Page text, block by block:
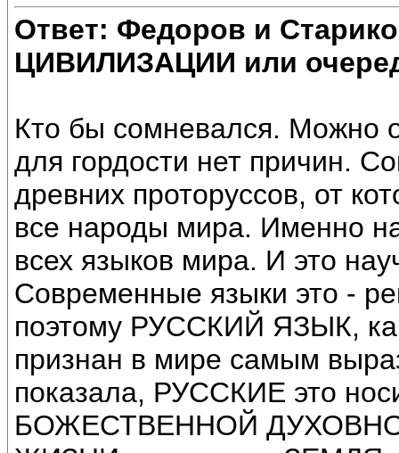
Ответ: Федоров и
ЦИВИЛИЗАЦИИ или
Кто бы сомневался. Можно
для гордости нет причин.
древних проторуссов, от
все народы мира. Именно
всех языков мира. И это
Современные языки это -
поэтому РУССКИЙ ЯЗЫК,
признан в мире самым
показала, РУССКИЕ это
БОЖЕСТВЕННОЙ